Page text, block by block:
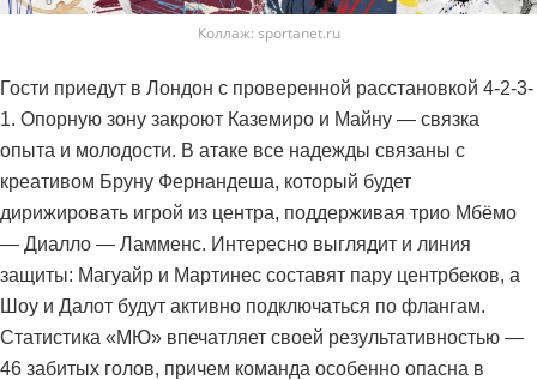
Коллаж: sportanet.ru
Гости приедут в Лондон с проверенной расстановкой 4-2-3-
1. Опорную зону закроют Каземиро и Майну — связка
опыта и молодости. В атаке все надежды связаны с
креативом Бруну Фернандеша, который будет
дирижировать игрой из центра, поддерживая трио Мбёмо
— Диалло — Ламменс. Интересно выглядит и линия
защиты: Магуайр и Мартинес составят пару центрбеков, а
Шоу и Далот будут активно подключаться по флангам.
Статистика «МЮ» впечатляет своей результативностью —
46 забитых голов, причем команда особенно опасна в